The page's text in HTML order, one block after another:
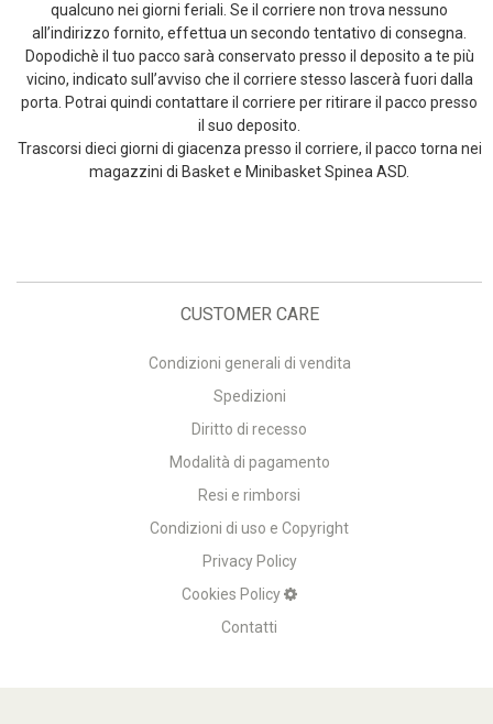
qualcuno nei giorni feriali. Se il corriere non trova nessuno
all’indirizzo fornito, effettua un secondo tentativo di consegna.
Dopodichè il tuo pacco sarà conservato presso il deposito a te più
vicino, indicato sull’avviso che il corriere stesso lascerà fuori dalla
porta. Potrai quindi contattare il corriere per ritirare il pacco presso
il suo deposito.
Trascorsi dieci giorni di giacenza presso il corriere, il pacco torna nei
magazzini di Basket e Minibasket Spinea ASD.
CUSTOMER CARE
Condizioni generali di vendita
Spedizioni
Diritto di recesso
Modalità di pagamento
Resi e rimborsi
Condizioni di uso e Copyright
Privacy Policy
Cookies Policy
Contatti